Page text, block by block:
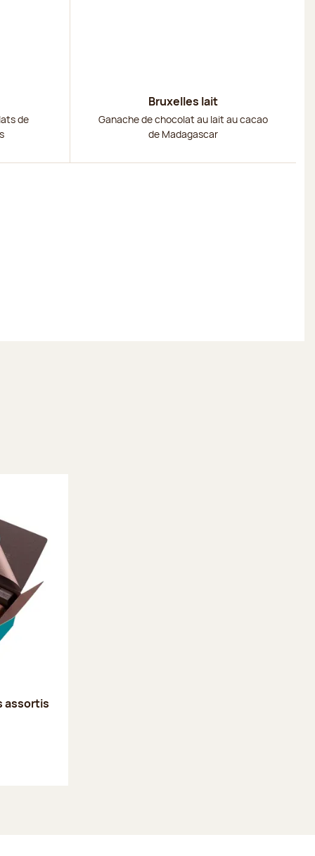
de
Bruxelles lait
Ganache de chocolat au lait au cacao
de Madagascar
assortis